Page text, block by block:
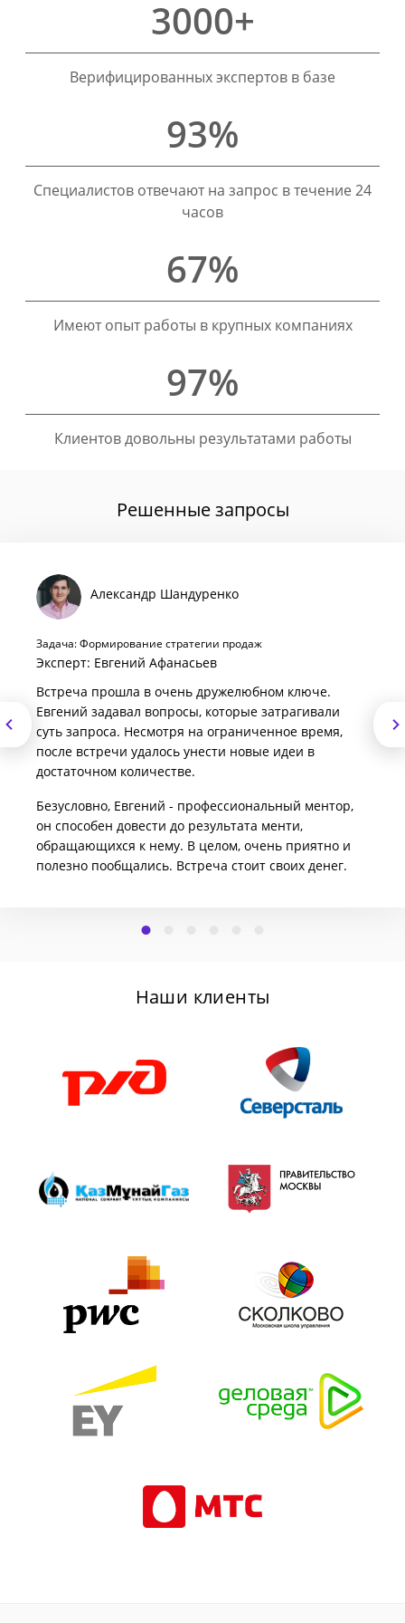
3000+
Верифицированных экспертов в базе
93%
Специалистов отвечают на запрос в течение 24
часов
67%
Имеют опыт работы в крупных компаниях
97%
Клиентов довольны результатами работы
Решенные запросы
Александр Шандуренко
Задача: Формирование стратегии продаж
Эксперт: Евгений Афанасьев
Встреча прошла в очень дружелюбном ключе.
Евгений задавал вопросы, которые затрагивали
суть запроса. Несмотря на ограниченное время,
после встречи удалось унести новые идеи в
достаточном количестве.
Безусловно, Евгений - профессиональный ментор,
он способен довести до результата менти,
обращающихся к нему. В целом, очень приятно и
полезно пообщались. Встреча стоит своих денег.
Наши клиенты